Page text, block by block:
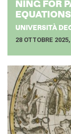
NING FOR
UNIVERSITÀ
28 OTTOBRE